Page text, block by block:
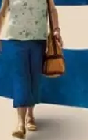
de Tereza